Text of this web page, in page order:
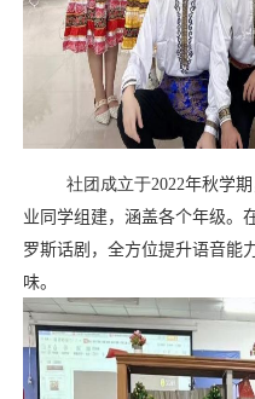
社团成立于2022年秋学
业同学组建，涵盖各个年级。
罗斯话剧，全方位提升语音能
味。